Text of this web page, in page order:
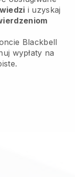
i uzyskaj
Blackbell
wypłaty na